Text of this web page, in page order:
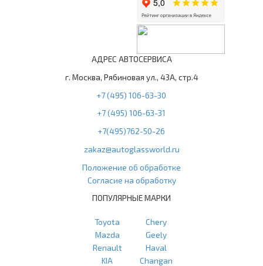
АДРЕС АВТОСЕРВИСА
г. Москва, Рябиновая ул., 43А, стр.4
+7 (495) 106-63-30
+7 (495) 106-63-31
+7(495)762-50-26
zakaz@autoglassworld.ru
Положение об обработке
Согласие на обработку
ПОПУЛЯРНЫЕ МАРКИ
Toyota
Mazda
Renault
KIA
Chery
Geely
Haval
Changan